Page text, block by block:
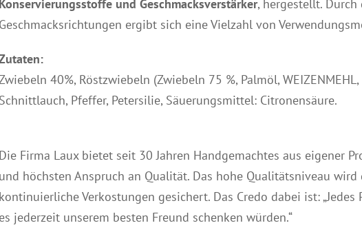
Konservierungsstoffe und Geschmacksverstärker, hergestellt.
Geschmacksrichtungen ergibt sich eine Vielzahl von
40%, Röstzwiebeln (Zwiebeln 75 %, Palmöl,
Schnittlauch, Pfeffer, Petersilie, Säuerungsmittel: Citronensäure.
Die Firma Laux bietet seit 30 Jahren Handgemachtes aus eigener
und höchsten Anspruch an Qualität. Das hohe Qualitätsniveau
kontinuierliche Verkostungen gesichert. Das Credo dabei ist:
es jederzeit unserem besten Freund schenken würden.“